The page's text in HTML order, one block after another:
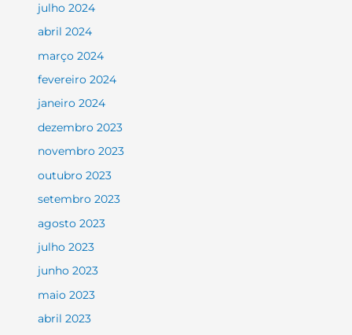
julho 2024
abril 2024
março 2024
fevereiro 2024
janeiro 2024
dezembro 2023
novembro 2023
outubro 2023
setembro 2023
agosto 2023
julho 2023
junho 2023
maio 2023
abril 2023